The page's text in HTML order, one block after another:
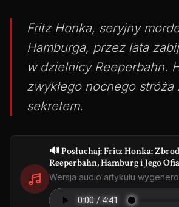
Fritz Honka, seryjny
Hamburga, przez lata
w dzielnicy Reeperbahn.
zwykłego nocnego stróża
sekretem.
🔊 Posłuchaj: Fritz Honka:
Reeperbahn, Hamburg i Jego
Wersja audio artykułu